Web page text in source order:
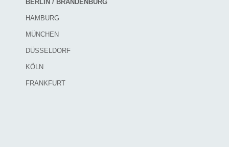
BERLIN / BRANDENBURG
HAMBURG
MÜNCHEN
DÜSSELDORF
KÖLN
FRANKFURT